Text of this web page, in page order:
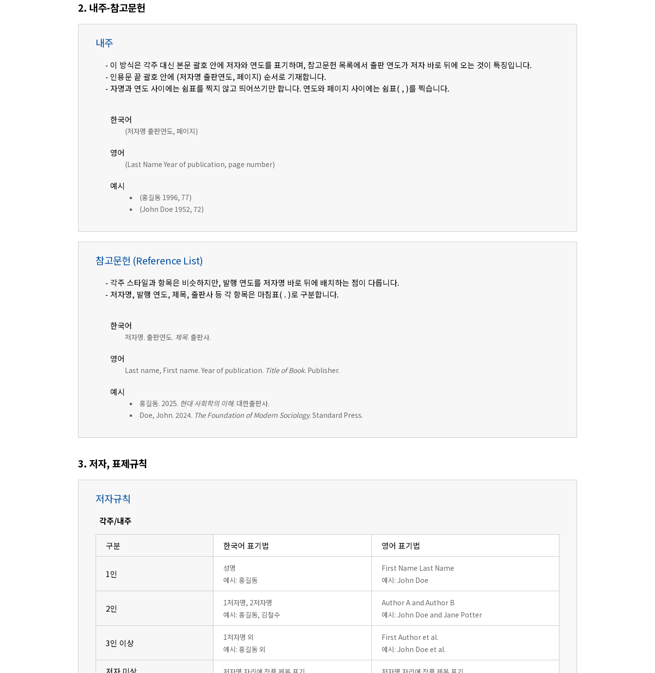
2. 내주-참고문헌
내주
- 이 방식은 각주 대신 본문 괄호 안에 저자와 연도를 표기하며, 참고문헌 목록에서 출판 연도가 저자 바로 뒤에 오는 것이 특징입니다.
- 인용문 끝 괄호 안에 (저자명 출판연도, 페이지) 순서로 기재합니다.
- 자명과 연도 사이에는 쉼표를 찍지 않고 띄어쓰기만 합니다. 연도와 페이지 사이에는 쉼표( , )를 찍습니다.
한국어
(저자명 출판연도, 페이지)
영어
(Last Name Year of publication, page number)
예시
(홍길동 1996, 77)
(John Doe 1952, 72)
참고문헌 (Reference List)
- 각주 스타일과 항목은 비슷하지만, 발행 연도를 저자명 바로 뒤에 배치하는 점이 다릅니다.
- 저자명, 발행 연도, 제목, 출판사 등 각 항목은 마침표( . )로 구분합니다.
한국어
저자명. 출판연도. 제목. 출판사.
영어
Last name, First name. Year of publication. Title of Book. Publisher.
예시
홍길동. 2025. 현대 사회학의 이해. 대한출판사.
Doe, John. 2024. The Foundation of Modern Sociology. Standard Press.
3. 저자, 표제규칙
저자규칙
각주/내주
구분 한국어 표기법 영어 표기법
1인
성명
예시: 홍길동
First Name Last Name
예시: John Doe
2인
1저자명, 2저자명
예시: 홍길동, 김철수
Author A and Author B
예시: John Doe and Jane Potter
3인 이상
1저자명 외
예시: 홍길동 외
First Author et al.
예시: John Doe et al.